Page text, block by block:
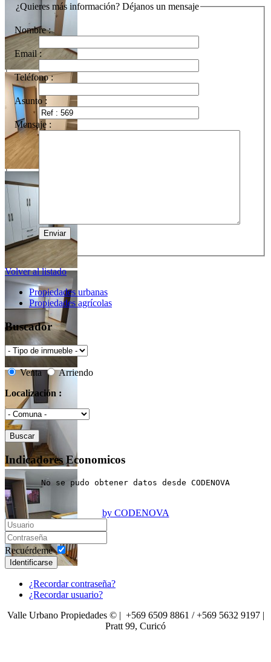
¿Quieres más información? Déjanos un mensaje
Nombre :
Email :
Teléfono :
Asunto :
Mensaje :
Volver al listado
Propiedades urbanas
Propiedades agrícolas
Buscador
Venta
Arriendo
Localización :
Indicadores Economicos
No se pudo obtener datos desde CODENOVA
by CODENOVA
Recuérdeme
Identificarse
¿Recordar contraseña?
¿Recordar usuario?
Valle Urbano Propiedades © | +569 6509 8861 / +569 5632 9197 |
Pratt 99, Curicó